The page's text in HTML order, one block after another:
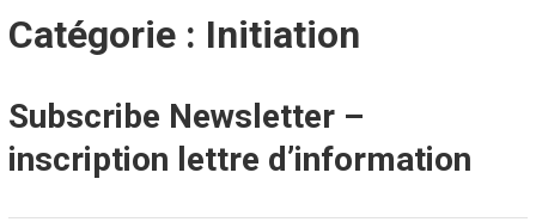
Catégorie : Initiation
Subscribe Newsletter –
inscription lettre d’information